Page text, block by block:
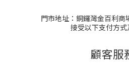
門市地址：銅鑼灣金百利
接受以下支付方
顧客服